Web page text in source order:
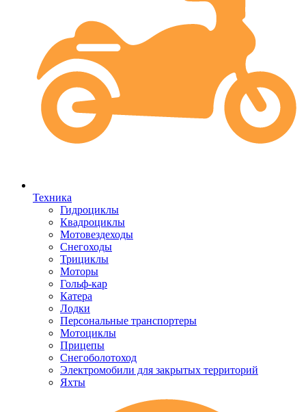
Техника
Гидроциклы
Квадроциклы
Мотовездеходы
Снегоходы
Трициклы
Моторы
Гольф-кар
Катера
Лодки
Персональные транспортеры
Мотоциклы
Прицепы
Снегоболотоход
Электромобили для закрытых территорий
Яхты